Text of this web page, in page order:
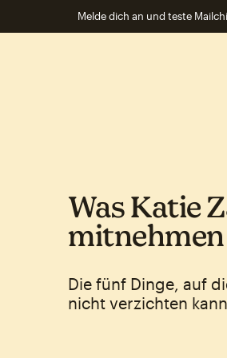
Melde dich an und teste
Was Katie
Die fünf Dinge, auf
nicht verzichten